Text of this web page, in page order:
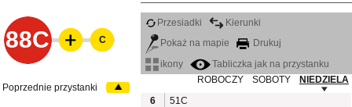
88C
Przesiadki
Kierunki
Pokaż na mapie
Drukuj
ikony
Tabliczka jak na przystanku
ROBOCZY
SOBOTY
NIEDZIELA
6
51C
C
Poprzednie przystanki